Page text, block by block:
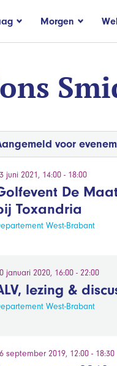
Morgen
voor
juni 2021, 14:00 - 18:00
De
Toxandria
West-Brabant
januari 2020, 16:00 - 22:00
lezing &
West-Brabant
september 2019, 12:00 - 18:30